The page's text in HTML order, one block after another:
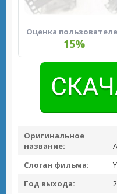
Оценка
15%
Оригинальное
название:
Слоган фильма:
Год выхода: